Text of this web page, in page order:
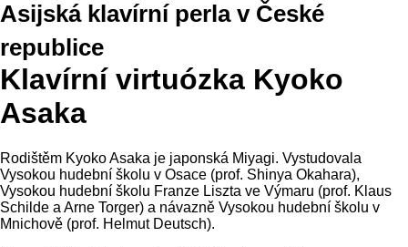
Asijská klavírní perla v České
republice
Klavírní virtuózka Kyoko
Asaka
Rodištěm Kyoko Asaka je japonská Miyagi. Vystudovala
Vysokou hudební školu v Osace (prof. Shinya Okahara),
Vysokou hudební školu Franze Liszta ve Výmaru (prof. Klaus
Schilde a Arne Torger) a návazně Vysokou hudební školu v
Mnichově (prof. Helmut Deutsch).